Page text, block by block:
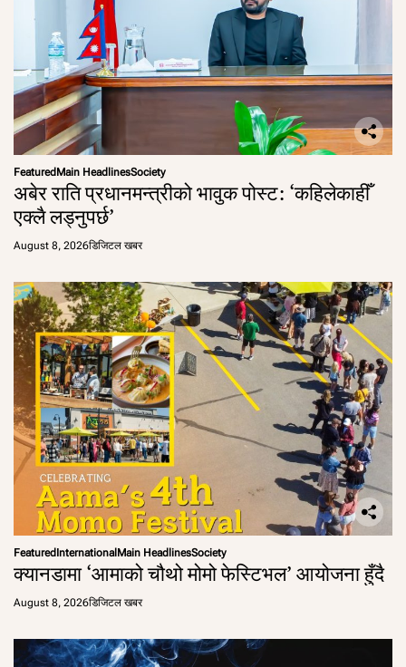
Featured Main HeadlinesSociety
अबेर राति प्रधानमन्त्रीको भावुक पोस्ट: ‘कहिलेकाहीँ
एक्लै लड्नुपर्छ’
August 8, 2026डिजिटल खबर
Featured International Main HeadlinesSociety
क्यानडामा ‘आमाको चौथो मोमो फेस्टिभल’ आयोजना हुँदै
August 8, 2026डिजिटल खबर